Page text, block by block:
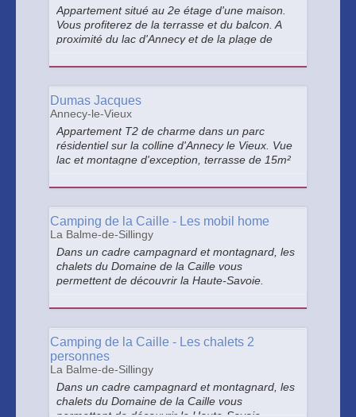
Appartement situé au 2e étage d'une maison.
Vous profiterez de la terrasse et du balcon. A
proximité du lac d'Annecy et de la plage de
d'activités (voie verte, station été/hiver,
Dumas Jacques
Annecy-le-Vieux
Appartement T2 de charme dans un parc
résidentiel sur la colline d'Annecy le Vieux. Vue
lac et montagne d'exception, terrasse de 15m²
ouverte en saison, 2 terrains de tennis, lac et
Camping de la Caille - Les mobil home
La Balme-de-Sillingy
Dans un cadre campagnard et montagnard, les
chalets du Domaine de la Caille vous
permettent de découvrir la Haute-Savoie.
le calme et la convivialité. 2 chalets de 2
Camping de la Caille - Les chalets 2
personnes
La Balme-de-Sillingy
Dans un cadre campagnard et montagnard, les
chalets du Domaine de la Caille vous